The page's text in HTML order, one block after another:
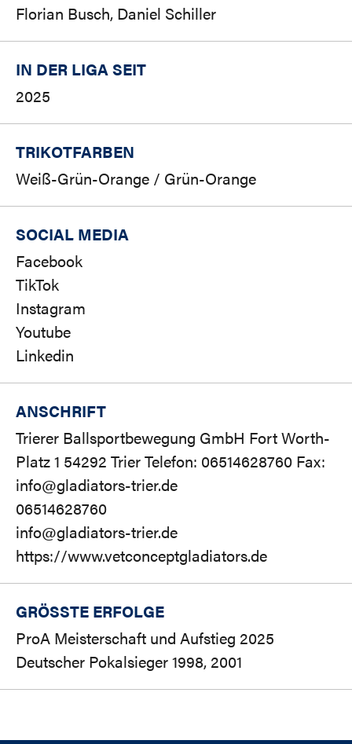
Florian Busch, Daniel Schiller
IN DER LIGA SEIT
2025
TRIKOTFARBEN
Weiß-Grün-Orange / Grün-Orange
SOCIAL MEDIA
Facebook
TikTok
Instagram
Youtube
Linkedin
ANSCHRIFT
Trierer Ballsportbewegung GmbH Fort Worth-
Platz 1 54292 Trier Telefon: 06514628760 Fax:
info@gladiators-trier.de
06514628760
info@gladiators-trier.de
https://www.vetconceptgladiators.de
GRÖSSTE ERFOLGE
ProA Meisterschaft und Aufstieg 2025
Deutscher Pokalsieger 1998, 2001